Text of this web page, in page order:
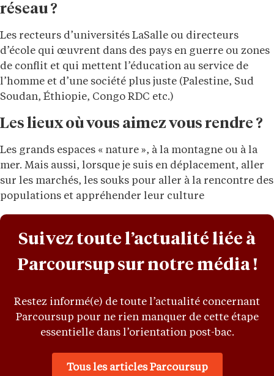
réseau ?
Les recteurs d’universités LaSalle ou directeurs
d’école qui œuvrent dans des pays en guerre ou zones
de conflit et qui mettent l’éducation au service de
l’homme et d’une société plus juste (Palestine, Sud
Soudan, Éthiopie, Congo RDC etc.)
Les lieux où vous aimez vous rendre ?
Les grands espaces « nature », à la montagne ou à la
mer. Mais aussi, lorsque je suis en déplacement, aller
sur les marchés, les souks pour aller à la rencontre des
populations et appréhender leur culture
Suivez toute l’actualité liée à
Parcoursup sur notre média !
Restez informé(e) de toute l’actualité concernant
Parcoursup pour ne rien manquer de cette étape
essentielle dans l’orientation post-bac.
Tous les articles Parcoursup